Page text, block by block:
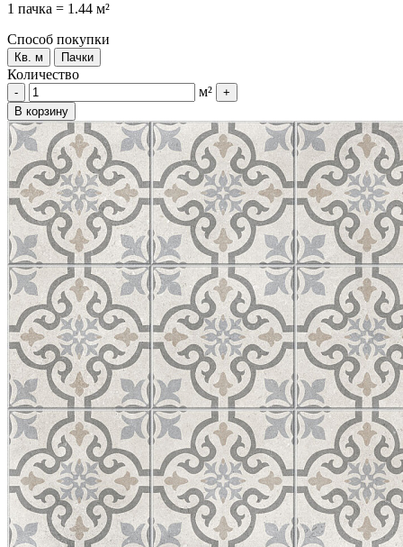
1 пачка = 1.44 м²
Способ покупки
Кв. м Пачки
Количество
- м²
+
В корзину